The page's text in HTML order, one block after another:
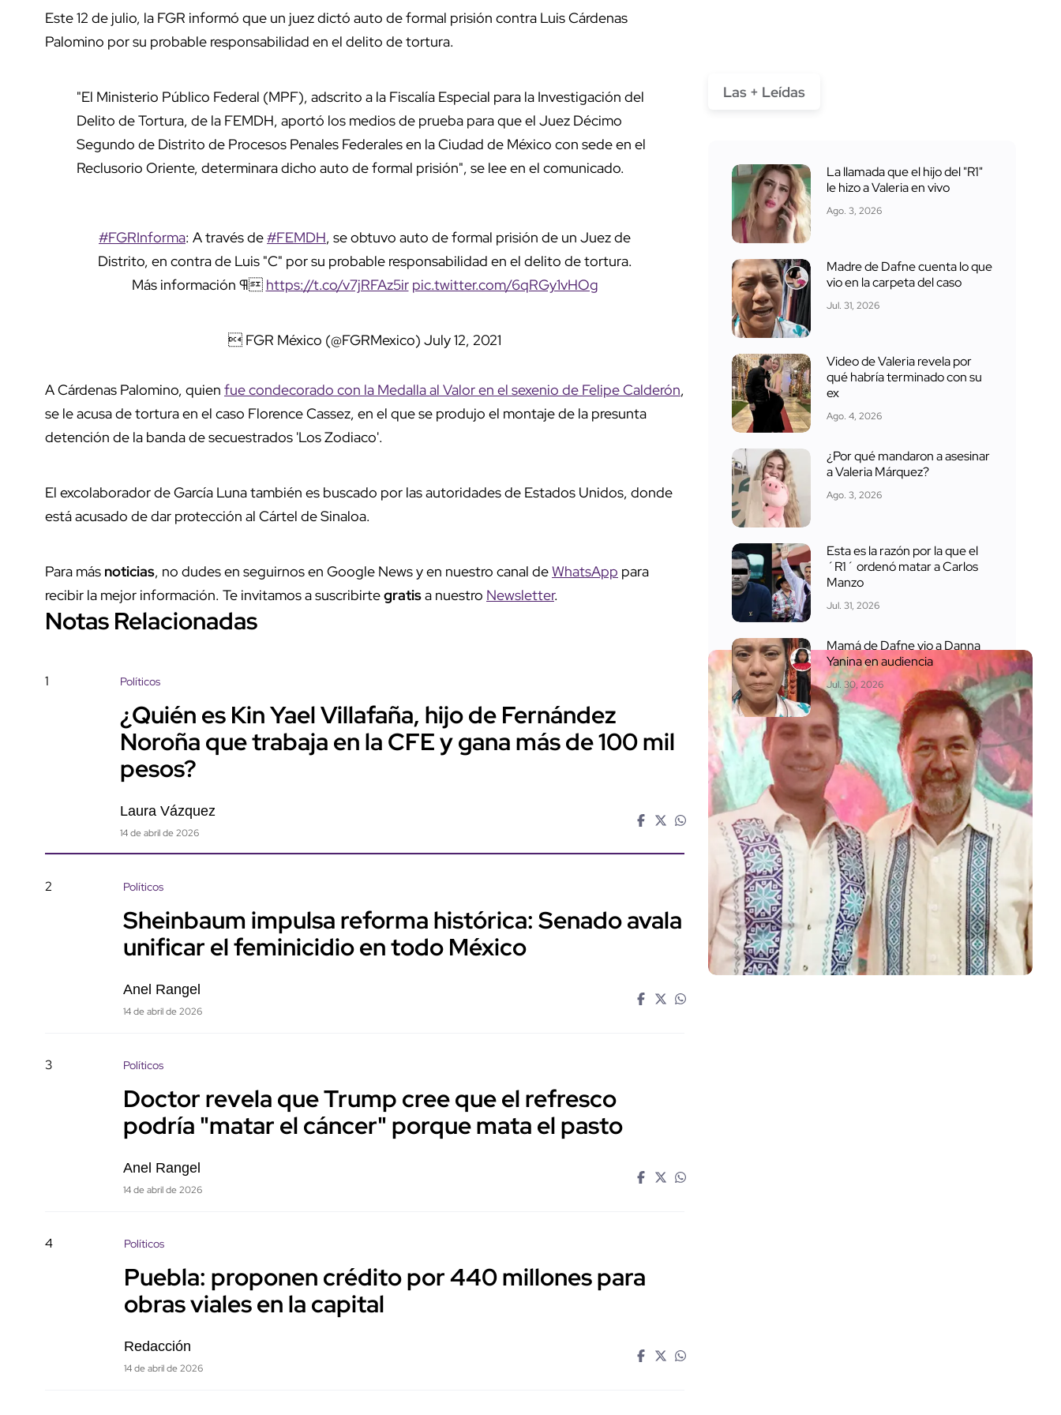
Este 12 de julio, la FGR informó que un juez dictó auto de formal prisión contra Luis Cárdenas
Palomino por su probable responsabilidad en el delito de tortura.
"El Ministerio Público Federal (MPF), adscrito a la Fiscalía Especial para la Investigación del
Delito de Tortura, de la FEMDH, aportó los medios de prueba para que el Juez Décimo
Segundo de Distrito de Procesos Penales Federales en la Ciudad de México con sede en el
Reclusorio Oriente, determinara dicho auto de formal prisión", se lee en el comunicado.
#FGRInforma: A través de#FEMDH, se obtuvo auto de formal prisión de un Juez de
Distrito, en contra de Luis "C" por su probable responsabilidad en el delito de tortura.
Más información ¶ https://t.co/v7jRFAz5ir pic.twitter.com/6qRGy1vHOg
 FGR México (@FGRMexico) July 12, 2021
A Cárdenas Palomino, quien fue condecorado con la Medalla al Valor en el sexenio de Felipe Calderón,
se le acusa de tortura en el caso Florence Cassez, en el que se produjo el montaje de la presunta
detención de la banda de secuestrados 'Los Zodiaco'.
El excolaborador de García Luna también es buscado por las autoridades de Estados Unidos, donde
está acusado de dar protección al Cártel de Sinaloa.
Para más noticias, no dudes en seguirnos en Google News y en nuestro canal deWhatsApp para
recibir la mejor información. Te invitamos a suscribirtegratisa nuestro Newsletter.
Notas Relacionadas
1 Políticos
¿Quién es Kin Yael Villafaña, hijo de Fernández
Noroña que trabaja en la CFE y gana más de 100 mil
pesos?
Laura Vázquez
14 de abril de 2026
2 Políticos
Sheinbaum impulsa reforma histórica: Senado avala
unificar el feminicidio en todo México
Anel Rangel
14 de abril de 2026
3 Políticos
Doctor revela que Trump cree que el refresco
podría "matar el cáncer" porque mata el pasto
Anel Rangel
14 de abril de 2026
4 Políticos
Puebla: proponen crédito por 440 millones para
obras viales en la capital
Redacción
14 de abril de 2026
Las + Leídas
La llamada que el hijo del "R1"
le hizo a Valeria en vivo
Ago. 3, 2026
Madre de Dafne cuenta lo que
vio en la carpeta del caso
Jul. 31, 2026
Video de Valeria revela por
qué habría terminado con su
ex
Ago. 4, 2026
¿Por qué mandaron a asesinar
a Valeria Márquez?
Ago. 3, 2026
Esta es la razón por la que el
´R1´ ordenó matar a Carlos
Manzo
Jul. 31, 2026
Mamá de Dafne vio a Danna
Yanina en audiencia
Jul. 30, 2026